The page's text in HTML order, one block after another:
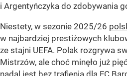
i Argentyńczyka do zdobywania
Niestety, w sezonie 2025/26
w najbardziej prestiżowych
ze stajni UEFA. Polak rozgrywa
Mistrzów, ale choć minęło już